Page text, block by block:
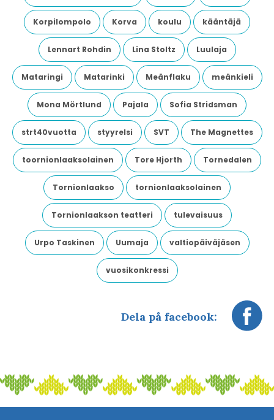
Korpilompolo Korva koulu kääntäjä
Lennart Rohdin Lina Stoltz Luulaja
Mataringi Matarinki Meänflaku meänkieli
Mona Mörtlund Pajala Sofia Stridsman
strt40vuotta styyrelsi SVT The Magnettes
toornionlaaksolainen Tore Hjorth Tornedalen
Tornionlaakso tornionlaaksolainen
Tornionlaakson teatteri tulevaisuus
Urpo Taskinen Uumaja valtiopäiväjäsen
vuosikonkressi
Dela på facebook: